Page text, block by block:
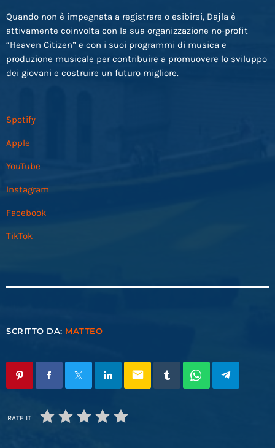
Quando non è impegnata a registrare o esibirsi, Dajla è
attivamente coinvolta con la sua organizzazione no-profit
“Heaven Citizen” e con i suoi programmi di musica e
produzione musicale per contribuire a promuovere lo sviluppo
dei giovani e costruire un futuro migliore.
Spotify
Apple
YouTube
Instagram
Facebook
TikTok
SCRITTO DA: MATTEO
email
RATE IT